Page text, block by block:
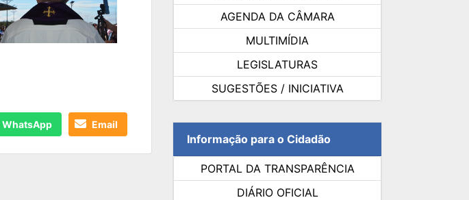
WhatsApp Email
AGENDA DA CÂMARA
MULTIMÍDIA
LEGISLATURAS
SUGESTÕES / INICIATIVA
Informação para o Cidadão
PORTAL DA TRANSPARÊNCIA
DIÁRIO OFICIAL